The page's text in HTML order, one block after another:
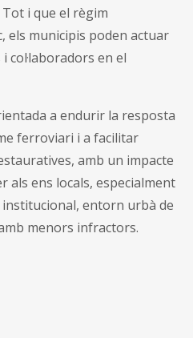
i que el règim
els municipis poden actuar
col·laboradors en el
a endurir la resposta
ferroviari i a facilitar
amb un impacte
als ens locals, especialment
entorn urbà de
menors infractors.